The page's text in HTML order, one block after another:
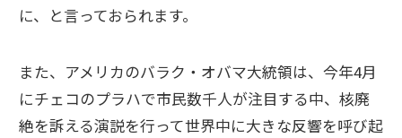
に、と言っておられます。
また、アメリカのバラク・オバマ大統領は、今年4月
にチェコのプラハで市民数千人が注目する中、核廃
絶を訴える演説を行って世界中に大きな反響を呼び起